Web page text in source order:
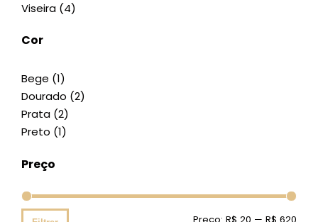
Viseira (4)
Cor
Bege (1)
Dourado (2)
Prata (2)
Preto (1)
Preço